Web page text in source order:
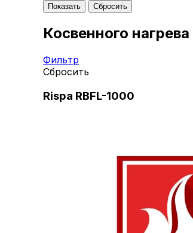
Косвенного нагрева
Фильтр
Сбросить
Rispa RBFL-1000